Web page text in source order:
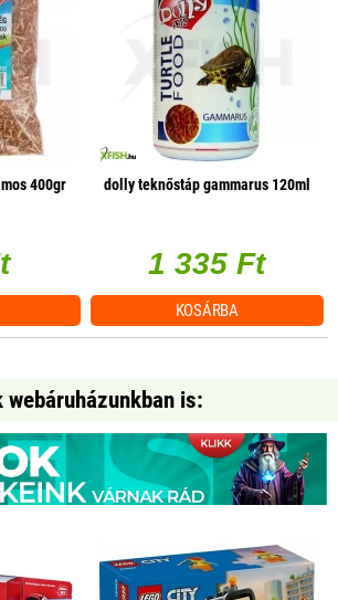
400gr dolly teknőstáp gammarus 120ml
1 335 Ft
KOSÁRBA
webáruházunkban is: